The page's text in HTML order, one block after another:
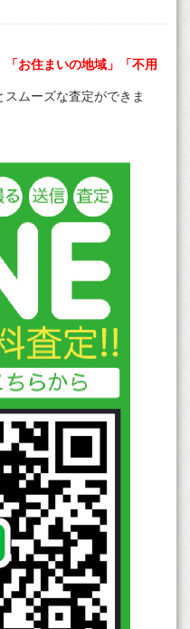
お住まいの地域」「不用
ムーズな査定ができま